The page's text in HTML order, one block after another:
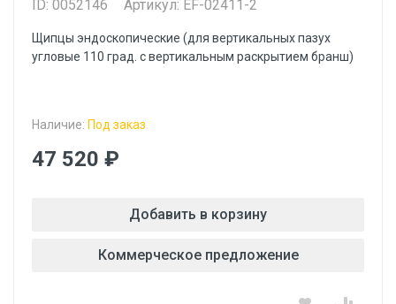
ID: 0052146 Артикул: EF-02411-2
Щипцы эндоскопические (для вертикальных пазух
угловые 110 град. с вертикальным раскрытием бранш)
Наличие: Под заказ
47 520 ₽
Добавить в корзину
Коммерческое предложение